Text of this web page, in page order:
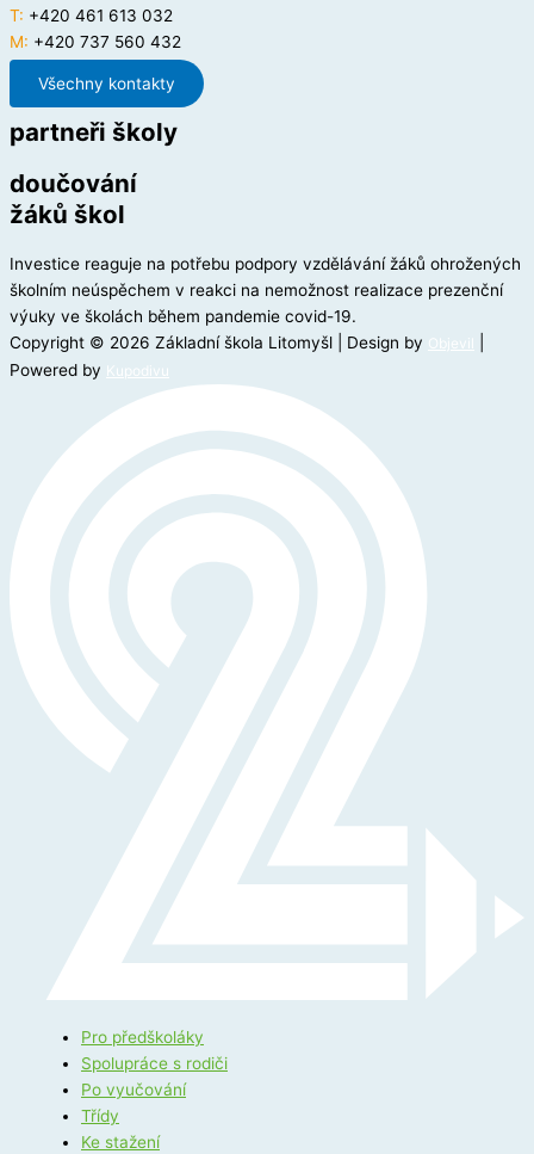
T: +420 461 613 032
M: +420 737 560 432
Všechny kontakty
partneři školy
doučování
žáků škol
Investice reaguje na potřebu podpory vzdělávání žáků ohrožených
školním neúspěchem v reakci na nemožnost realizace prezenční
výuky ve školách během pandemie covid-19.
Copyright © 2026 Základní škola Litomyšl | Design by Objevil
Powered by Kupodivu
Pro předškoláky
Spolupráce s rodiči
Po vyučování
Třídy
Ke stažení